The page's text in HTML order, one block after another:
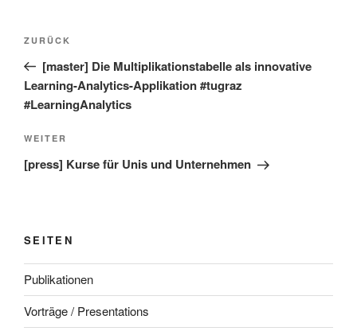
Beitragsnavigation
Vorheriger
Beitrag
ZURÜCK
[master] Die Multiplikationstabelle als innovative
Learning-Analytics-Applikation #tugraz
#LearningAnalytics
Nächster
Beitrag
WEITER
[press] Kurse für Unis und Unternehmen
SEITEN
Publikationen
Vorträge / Presentations